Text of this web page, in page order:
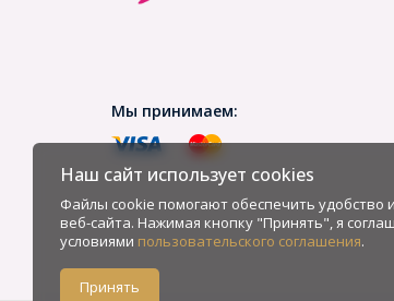
Мы принимаем:
Наш сайт использует cookies
Файлы cookie помогают обеспечить удобство
веб-сайта. Нажимая кнопку "Принять", я
условиями пользовательского соглашения.
Принять